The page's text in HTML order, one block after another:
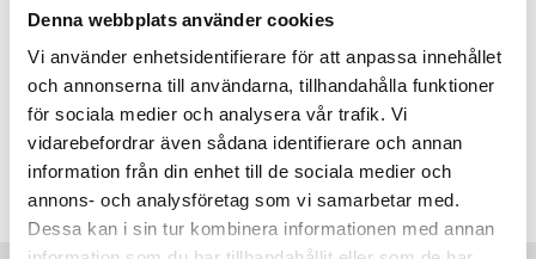
Denna webbplats använder cookies
Vi använder enhetsidentifierare för att anpassa innehållet
och annonserna till användarna, tillhandahålla funktioner
för sociala medier och analysera vår trafik. Vi
vidarebefordrar även sådana identifierare och annan
information från din enhet till de sociala medier och
annons- och analysföretag som vi samarbetar med.
Dessa kan i sin tur kombinera informationen med annan
Magnesium Stearate, Fragrance (Parfum), Hexamethylindanopyran,
Lavandula Oil/Extract, Linalool, Linalyl Acetate.
Artikelnr